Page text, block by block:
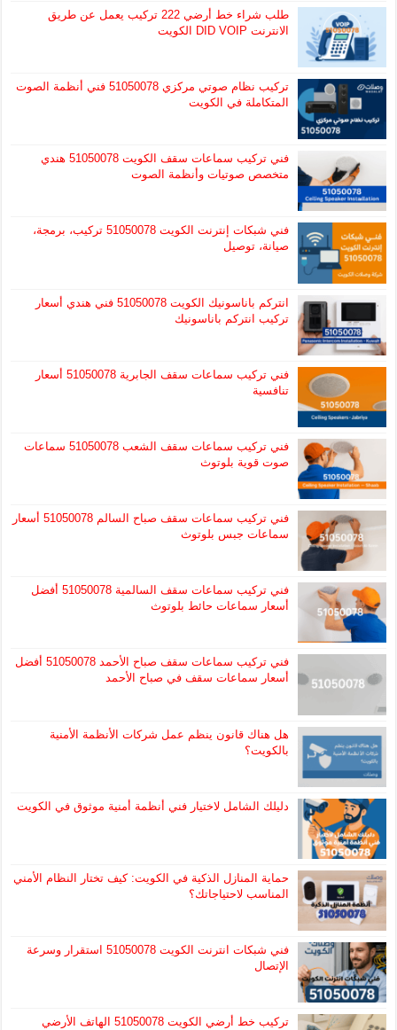
طلب شراء خط أرضي 222 تركيب يعمل عن طريق
الانترنت DID VOIP الكويت
تركيب نظام صوتي مركزي 51050078 فني أنظمة الصوت
المتكاملة في الكويت
فني تركيب سماعات سقف الكويت 51050078 هندي
متخصص صوتيات وأنظمة الصوت
فني شبكات إنترنت الكويت 51050078 تركيب، برمجة،
صيانة، توصيل
انتركم باناسونيك الكويت 51050078 فني هندي أسعار
تركيب انتركم باناسونيك
فني تركيب سماعات سقف الجابرية 51050078 أسعار
تنافسية
فني تركيب سماعات سقف الشعب 51050078 سماعات
صوت قوية بلوتوث
فني تركيب سماعات سقف صباح السالم 51050078 أسعار
سماعات جبس بلوتوث
فني تركيب سماعات سقف السالمية 51050078 أفضل
أسعار سماعات حائط بلوتوث
فني تركيب سماعات سقف صباح الأحمد 51050078 أفضل
أسعار سماعات سقف في صباح الأحمد
هل هناك قانون ينظم عمل شركات الأنظمة الأمنية
بالكويت؟
دليلك الشامل لاختيار فني أنظمة أمنية موثوق في الكويت
حماية المنازل الذكية في الكويت: كيف تختار النظام الأمني
المناسب لاحتياجاتك؟
فني شبكات انترنت الكويت 51050078 استقرار وسرعة
الإتصال
تركيب خط أرضي الكويت 51050078 الهاتف الأرضي